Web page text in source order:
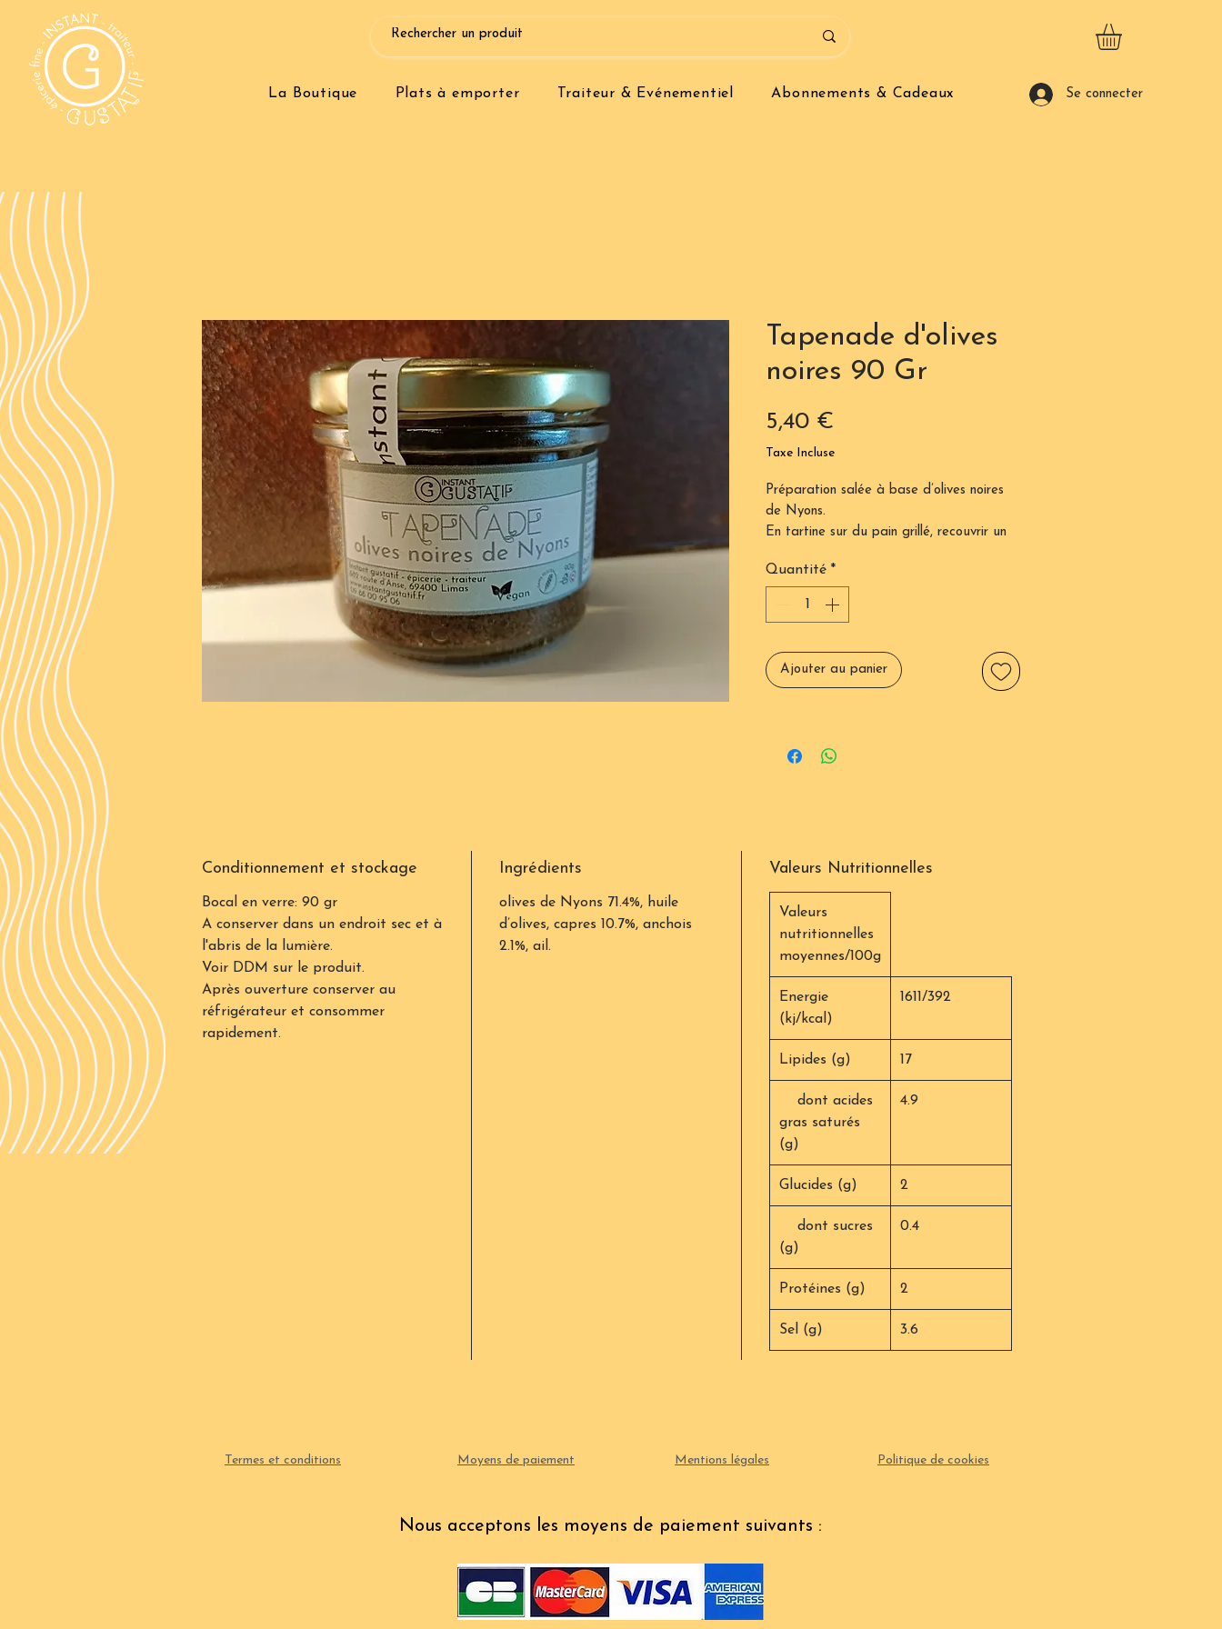
La Boutique Plats à emporter Traiteur & Evénementiel Abonnements & Cadeaux Se connecter
Tapenade d'olives
noires 90 Gr
5,40 €
Taxe Incluse
Préparation salée à base d’olives noires
de Nyons.
En tartine sur du pain grillé, recouvrir un
dans un sandwich, sur des filets de rouget,
en badigeonner une viande blanche…
Quantité *
Ajouter au panier
Conditionnement et stockage
Bocal en verre: 90 gr
A conserver dans un endroit sec et à
l'abris de la lumière.
Voir DDM sur le produit.
Après ouverture conserver au
réfrigérateur et consommer
rapidement.
Ingrédients
olives de Nyons 71.4%, huile
d’olives, capres 10.7%, anchois
2.1%, ail.
Valeurs Nutritionnelles
Valeurs
nutritionnelles
moyennes/100g
Energie
(kj/kcal)
1611/392
Lipides (g) 17
dont acides
gras saturés
(g)
4.9
Glucides (g) 2
dont sucres
(g)
0.4
Protéines (g) 2
Sel (g) 3.6
Termes et conditions Moyens de paiement Mentions légales Politique de cookies
Nous acceptons les moyens de paiement suivants :